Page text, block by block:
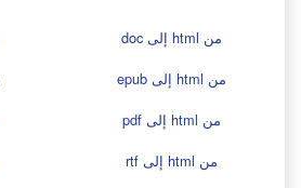
من html إلى doc
من html إلى epub
من html إلى pdf
من html إلى rtf